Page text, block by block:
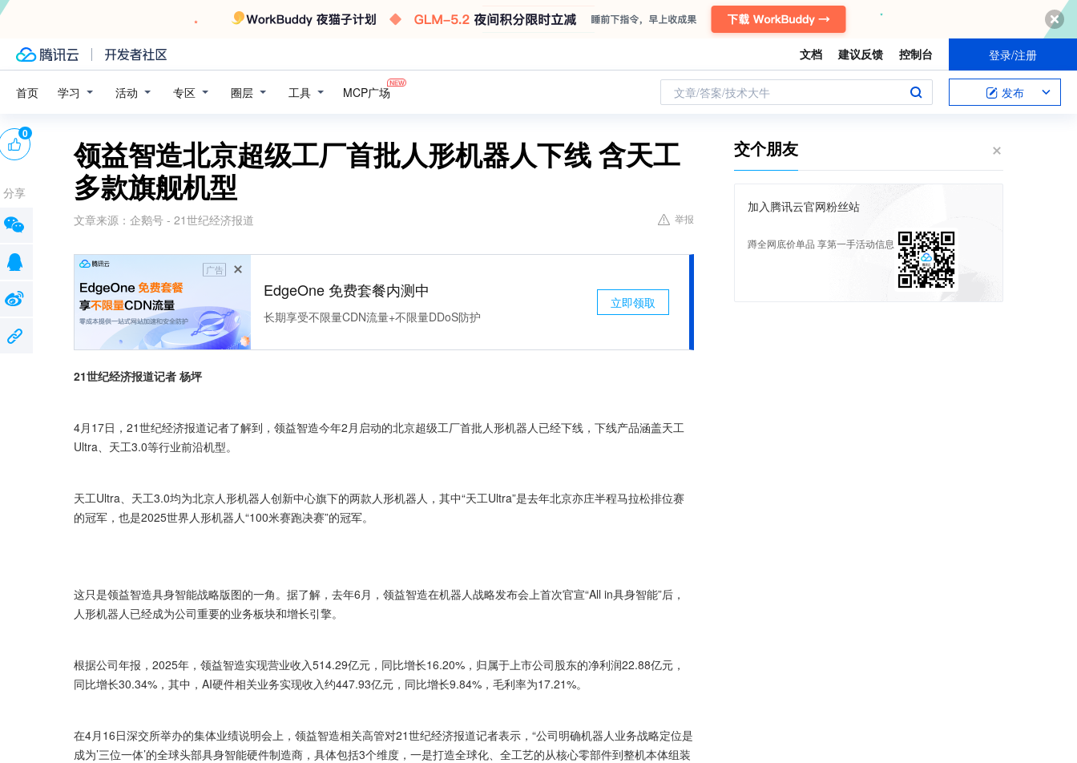
文档 建议反馈 控制台 登录/注册
首页 学习 活动 专区 圈层 工具 MCP广场 文章/答案/技术大牛 发布
领益智造北京超级工厂首批人形机器人下线 含天工
多款旗舰机型
文章来源： 企鹅号 - 21世纪经济报道 举报
广告
EdgeOne 免费套餐内测中
长期享受不限量CDN流量+不限量DDoS防护
立即领取
21世纪经济报道记者 杨坪
4月17日，21世纪经济报道记者了解到，领益智造今年2月启动的北京超级工厂首批人形机器人已经下线，下线产品涵盖天工
Ultra、天工3.0等行业前沿机型。
天工Ultra、天工3.0均为北京人形机器人创新中心旗下的两款人形机器人，其中“天工Ultra”是去年北京亦庄半程马拉松排位赛
的冠军，也是2025世界人形机器人“100米赛跑决赛”的冠军。
这只是领益智造具身智能战略版图的一角。据了解，去年6月，领益智造在机器人战略发布会上首次官宣“All in具身智能”后，
人形机器人已经成为公司重要的业务板块和增长引擎。
根据公司年报，2025年，领益智造实现营业收入514.29亿元，同比增长16.20%，归属于上市公司股东的净利润22.88亿元，
同比增长30.34%，其中，AI硬件相关业务实现收入约447.93亿元，同比增长9.84%，毛利率为17.21%。
在4月16日深交所举办的集体业绩说明会上，领益智造相关高管对21世纪经济报道记者表示，“公司明确机器人业务战略定位是
成为’三位一体’的全球头部具身智能硬件制造商，具体包括3个维度，一是打造全球化、全工艺的从核心零部件到整机本体组装
0
分享
交个朋友
加入腾讯云官网粉丝站
蹲全网底价单品 享第一手活动信息